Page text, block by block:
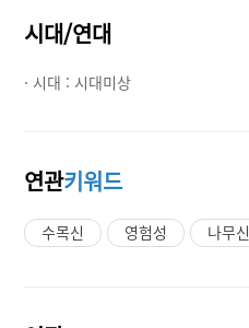
시대/연대
· 시대 : 시대미상
연관키워드
수목신 영험성 나무신